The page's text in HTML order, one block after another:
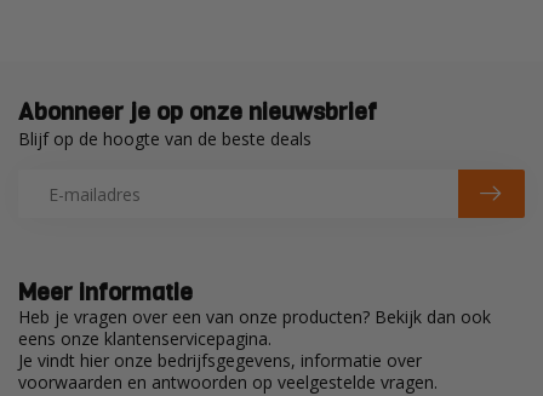
Meer informatie
Heb je vragen over een van onze producten? Bekijk dan ook
eens onze klantenservicepagina.
Je vindt hier onze bedrijfsgegevens, informatie over
voorwaarden en antwoorden op veelgestelde vragen.
Abonneer je op onze nieuwsbrief
Blijf op de hoogte van de beste deals